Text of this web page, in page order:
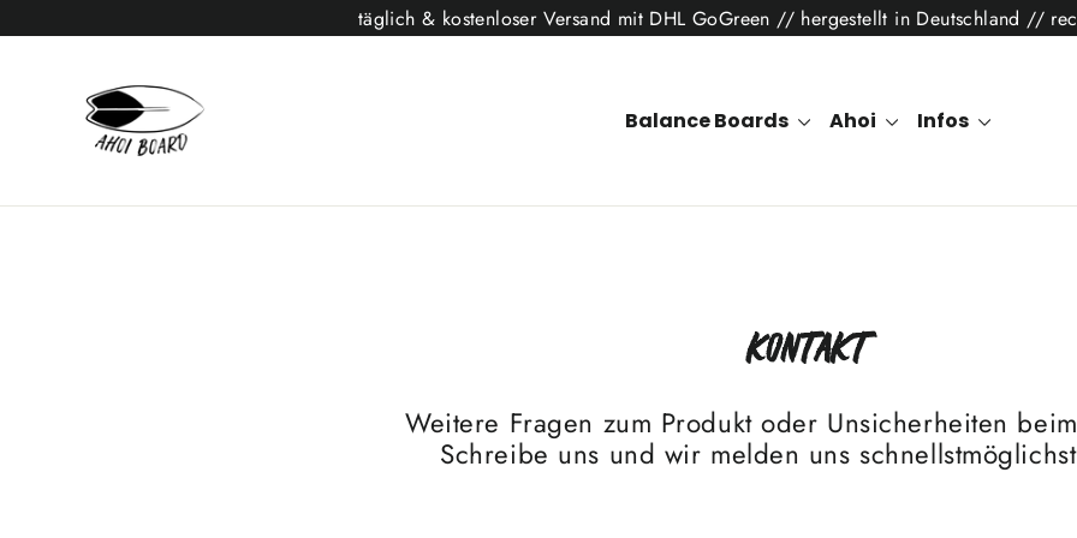
zum
täglich & kostenloser Versand mit DHL GoGreen // hergestellt in Deutschland //
Balance Boards Ahoi Infos
Kontakt
Weitere Fragen zum Produkt oder Unsicherheiten
Schreibe uns und wir melden uns